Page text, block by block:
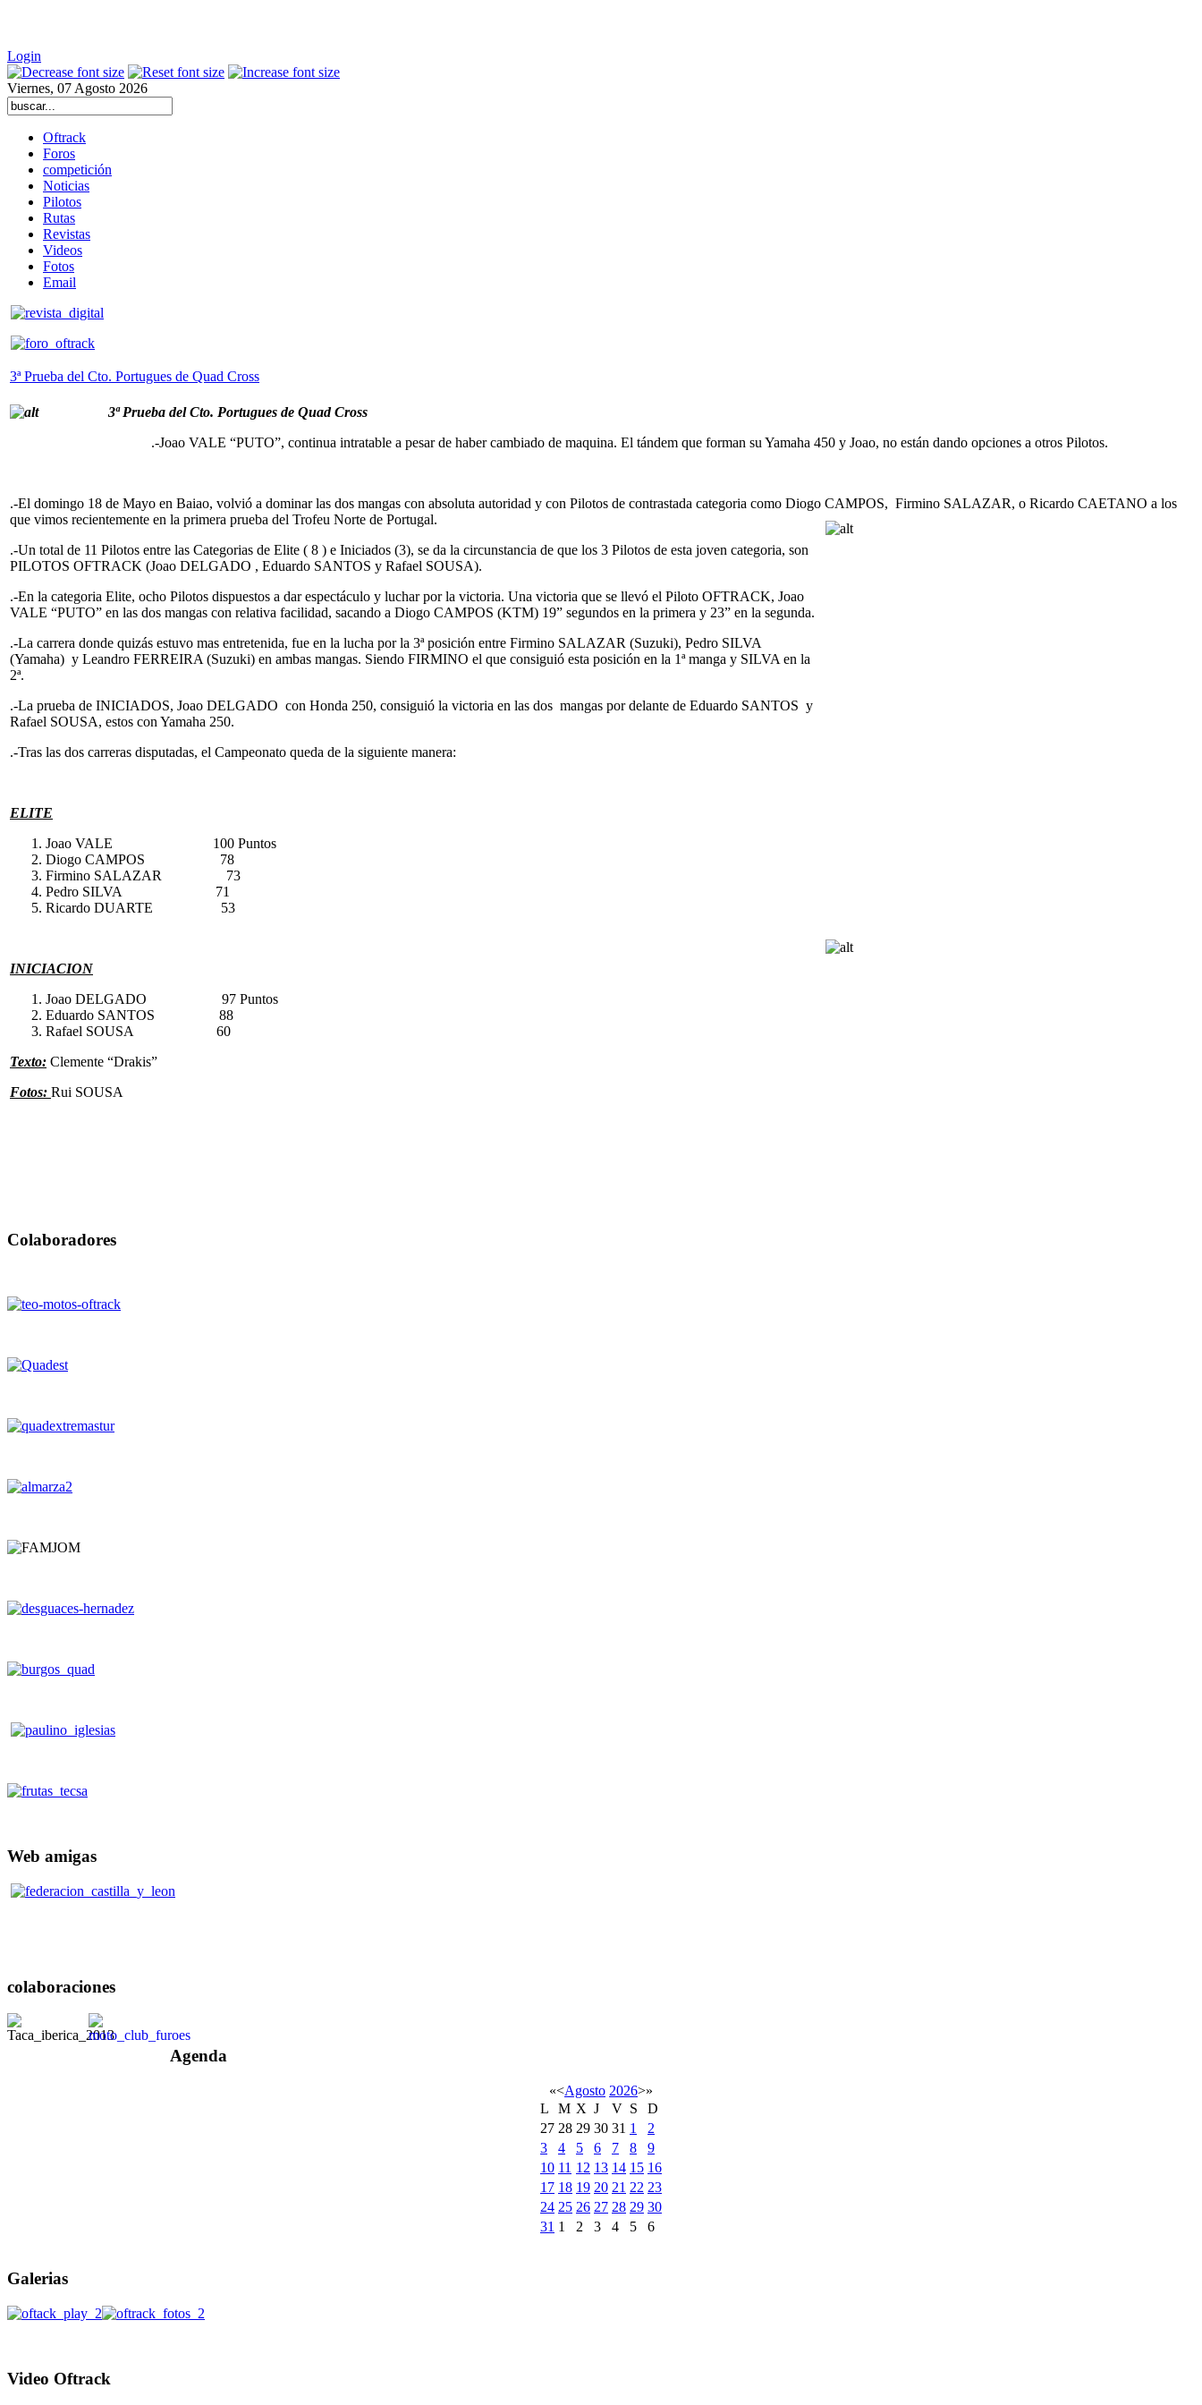
Login
Viernes, 07 Agosto 2026
Oftrack
Foros
competición
Noticias
Pilotos
Rutas
Revistas
Videos
Fotos
Email
3ª Prueba del Cto. Portugues de Quad Cross
3ª Prueba del Cto. Portugues de Quad Cross
.-Joao VALE “PUTO”, continua intratable a pesar de haber cambiado de maquina. El tándem que forman su Yamaha 450 y Joao, no están dando opciones a otros Pilotos.
.-El domingo 18 de Mayo en Baiao, volvió a dominar las dos mangas con absoluta autoridad y con Pilotos de contrastada categoria como Diogo CAMPOS, Firmino SALAZAR, o Ricardo CAETANO a los
que vimos recientemente en la primera prueba del Trofeu Norte de Portugal.
.-Un total de 11 Pilotos entre las Categorias de Elite ( 8 ) e Iniciados (3), se da la circunstancia de que los 3 Pilotos de esta joven categoria, son
PILOTOS OFTRACK (Joao DELGADO , Eduardo SANTOS y Rafael SOUSA).
.-En la categoria Elite, ocho Pilotos dispuestos a dar espectáculo y luchar por la victoria. Una victoria que se llevó el Piloto OFTRACK, Joao
VALE “PUTO” en las dos mangas con relativa facilidad, sacando a Diogo CAMPOS (KTM) 19” segundos en la primera y 23” en la segunda.
.-La carrera donde quizás estuvo mas entretenida, fue en la lucha por la 3ª posición entre Firmino SALAZAR (Suzuki), Pedro SILVA
(Yamaha) y Leandro FERREIRA (Suzuki) en ambas mangas. Siendo FIRMINO el que consiguió esta posición en la 1ª manga y SILVA en la
2ª.
.-La prueba de INICIADOS, Joao DELGADO con Honda 250, consiguió la victoria en las dos mangas por delante de Eduardo SANTOS y
Rafael SOUSA, estos con Yamaha 250.
.-Tras las dos carreras disputadas, el Campeonato queda de la siguiente manera:
ELITE
Joao VALE 100 Puntos
Diogo CAMPOS 78
Firmino SALAZAR 73
Pedro SILVA 71
Ricardo DUARTE 53
INICIACION
Joao DELGADO 97 Puntos
Eduardo SANTOS 88
Rafael SOUSA 60
Texto: Clemente “Drakis”
Fotos: Rui SOUSA
Colaboradores
Web amigas
colaboraciones
Agenda
«<Agosto 2026>»
L
M X J V S
D
27 28 29 30 31 1
2
3
4 5 6 7 8
9
10 11 12 13 14 15 16
17 18 19 20 21 22 23
24 25 26 27 28 29 30
31 1 2 3 4 5 6
Galerias
Video Oftrack